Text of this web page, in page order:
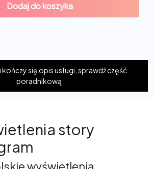
Dodaj do koszyka
się opis usługi, sprawdź część
poradnikową:
story
wyświetlenia